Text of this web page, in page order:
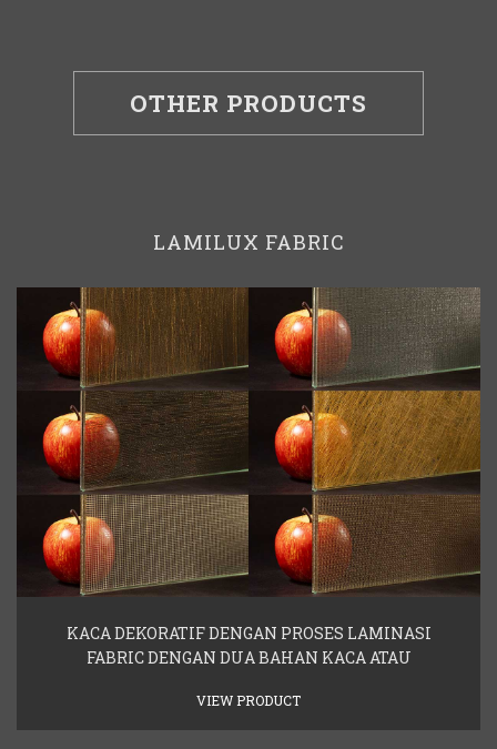
OTHER PRODUCTS
LAMILUX FABRIC
KACA DEKORATIF DENGAN PROSES LAMINASI
FABRIC DENGAN DUA BAHAN KACA ATAU
VIEW PRODUCT